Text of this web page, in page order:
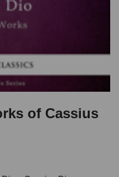
of Cassius